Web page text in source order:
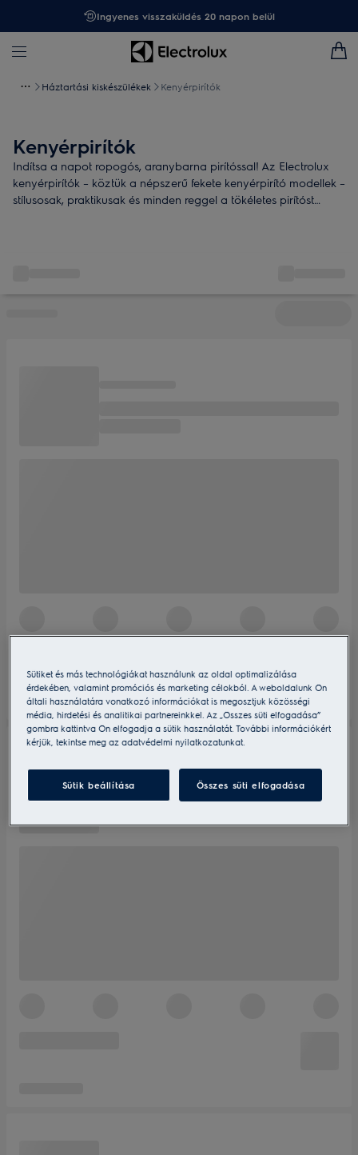
Ingyenes visszaküldés 20 napon belül
Háztartási kiskészülékek Kenyérpirítók
Kenyérpirítók
Indítsa a napot ropogós, aranybarna pirítóssal! Az Electrolux
kenyérpirítók – köztük a népszerű fekete kenyérpirító modellek –
stílusosak, praktikusak és minden reggel a tökéletes pirítóst
Sütiket és más technológiákat használunk az oldal optimalizálása
érdekében, valamint promóciós és marketing célokból. A weboldalunk Ön
általi használatára vonatkozó információkat is megosztjuk közösségi
média, hirdetési és analitikai partnereinkkel. Az „Összes süti elfogadása”
gombra kattintva Ön elfogadja a sütik használatát. További információkért
kérjük, tekintse meg az adatvédelmi nyilatkozatunkat.
Sütik beállítása Összes süti elfogadása